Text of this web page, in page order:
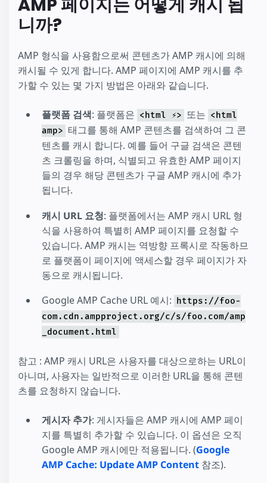
AMP 페이지는 어떻게 캐시 됩
니까?
AMP 형식을 사용함으로써 콘텐츠가 AMP 캐시에 의해
캐시될 수 있게 합니다. AMP 페이지에 AMP 캐시를 추
가할 수 있는 몇 가지 방법은 아래와 같습니다.
플랫폼 검색: 플랫폼은 <html ⚡> 또는 <html
amp> 태그를 통해 AMP 콘텐츠를 검색하여 그 콘
텐츠를 캐시 합니다. 예를 들어 구글 검색은 콘텐
츠 크롤링을 하며, 식별되고 유효한 AMP 페이지
들의 경우 해당 콘텐츠가 구글 AMP 캐시에 추가
됩니다.
캐시 URL 요청: 플랫폼에서는 AMP 캐시 URL 형
식을 사용하여 특별히 AMP 페이지를 요청할 수
있습니다. AMP 캐시는 역방향 프록시로 작동하므
로 플랫폼이 페이지에 액세스할 경우 페이지가 자
동으로 캐시됩니다.
Google AMP Cache URL 예시:
https://foo-
com.cdn.ampproject.org/c/s/foo.com/amp
_document.html
참고 : AMP 캐시 URL은 사용자를 대상으로하는 URL이
아니며, 사용자는 일반적으로 이러한 URL을 통해 콘텐
츠를 요청하지 않습니다.
게시자 추가: 게시자들은 AMP 캐시에 AMP 페이
지를 특별히 추가할 수 있습니다. 이 옵션은 오직
Google AMP 캐시에만 적용됩니다. (Google
AMP Cache: Update AMP Content 참조).